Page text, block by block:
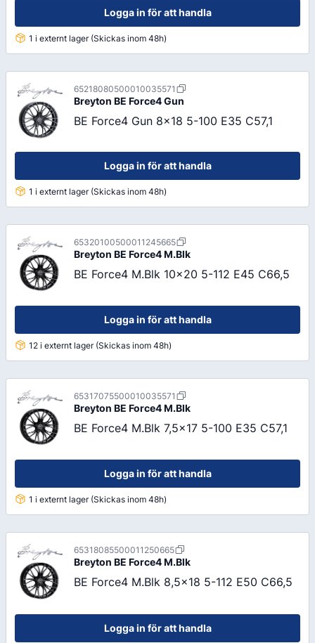
Logga in för att handla
1 i externt lager (Skickas inom 48h)
65218080500010035571
Breyton BE Force4 Gun
BE Force4 Gun 8x18 5-100 E35 C57,1
Logga in för att handla
1 i externt lager (Skickas inom 48h)
65320100500011245665
Breyton BE Force4 M.Blk
BE Force4 M.Blk 10x20 5-112 E45 C66,5
Logga in för att handla
12 i externt lager (Skickas inom 48h)
65317075500010035571
Breyton BE Force4 M.Blk
BE Force4 M.Blk 7,5x17 5-100 E35 C57,1
Logga in för att handla
1 i externt lager (Skickas inom 48h)
65318085500011250665
Breyton BE Force4 M.Blk
BE Force4 M.Blk 8,5x18 5-112 E50 C66,5
Logga in för att handla